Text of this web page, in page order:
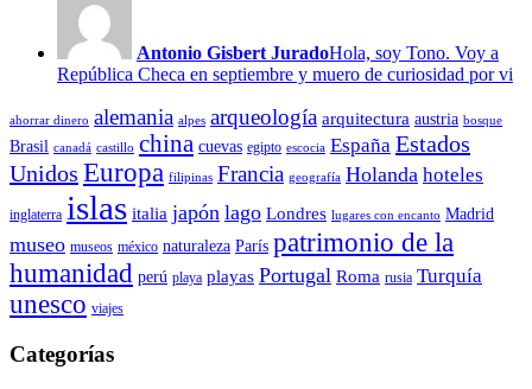
Antonio Gisbert JuradoHola, soy Tono. Voy a
República Checa en septiembre y muero de curiosidad por vi
ahorrar dinero alemania alpes arqueología arquitectura austria bosque
Brasil canadá castillo china cuevas egipto escocia España Estados
Unidos Europa filipinas Francia geografía Holanda hoteles
inglaterra islas italia japón lago Londres lugares con encanto Madrid
museo museos méxico naturaleza París patrimonio de la
humanidad perú playa playas Portugal Roma rusia Turquía
unesco viajes
Categorías